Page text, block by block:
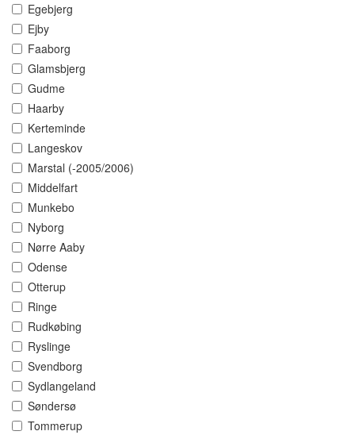
Egebjerg
Ejby
Faaborg
Glamsbjerg
Gudme
Haarby
Kerteminde
Langeskov
Marstal (-2005/2006)
Middelfart
Munkebo
Nyborg
Nørre Aaby
Odense
Otterup
Ringe
Rudkøbing
Ryslinge
Svendborg
Sydlangeland
Søndersø
Tommerup